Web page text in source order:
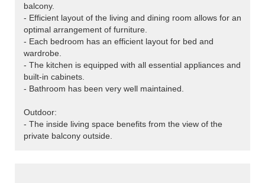
balcony.
- Efficient layout of the living and dining room allows for an
optimal arrangement of furniture.
- Each bedroom has an efficient layout for bed and
wardrobe.
- The kitchen is equipped with all essential appliances and
built-in cabinets.
- Bathroom has been very well maintained.
Outdoor:
- The inside living space benefits from the view of the
private balcony outside.